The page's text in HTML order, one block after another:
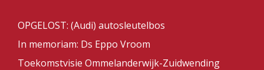
OPGELOST: (Audi) autosleutelbos
In memoriam: Ds Eppo Vroom
Toekomstvisie Ommelanderwijk-Zuidwending